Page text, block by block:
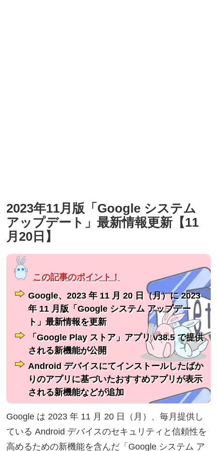
2023年11月版「Google システム
アップデート」最新情報更新【11
月20日】
Google、2023 年 11 月 20 日（月）に 2023
年 11 月版「Google システム アップデー
ト」最新情報を更新
「Google Play ストア」アプリ v38.5 で提供
される新機能が公開
Android デバイスにてインストールしたばか
りのアプリに基づいたおすすめアプリが表示
される新機能などが追加
Google は 2023 年 11 月 20 日（月）、毎月提供し
ている Android デバイスのセキュリティと信頼性を
高めるための新機能を含んだ「Google システム ア